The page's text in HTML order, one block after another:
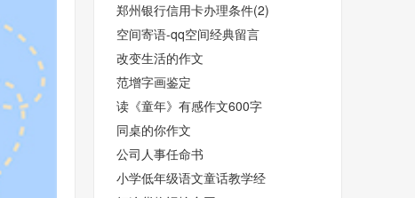
郑州银行信用卡办理条件(2)
空间寄语-qq空间经典留言
改变生活的作文
范增字画鉴定
读《童年》有感作文600字
同桌的你作文
公司人事任命书
小学低年级语文童话教学经